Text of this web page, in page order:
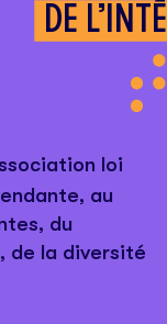
DE
loi
au
du
de la diversité